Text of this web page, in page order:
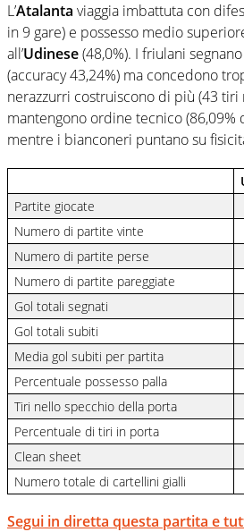
L’Atalanta viaggia imbattuta con
in 9 gare) e possesso medio
all’Udinese(48,0%). I friulani
(accuracy 43,24%) ma concedono
nerazzurri costruiscono di più (43 tiri
mantengono ordine tecnico (86,09%
mentre i bianconeri puntano su
Partite giocate
Numero di partite vinte
Numero di partite perse
Numero di partite pareggiate
Gol totali segnati
Gol totali subiti
Media gol subiti per partita
Percentuale possesso palla
Tiri nello specchio della porta
Percentuale di tiri in porta
Clean sheet
Numero totale di cartellini gialli
Segui in diretta questa partita e